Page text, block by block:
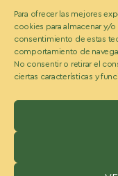
Para ofrecer las mejores
cookies para almacenar y/
consentimiento de estas
comportamiento de
No consentir o retirar el
ciertas características y
Bonos d-uñas
Contacto
Conócenos
Somos Ecobeauty
Conocenos
Medios
Blog